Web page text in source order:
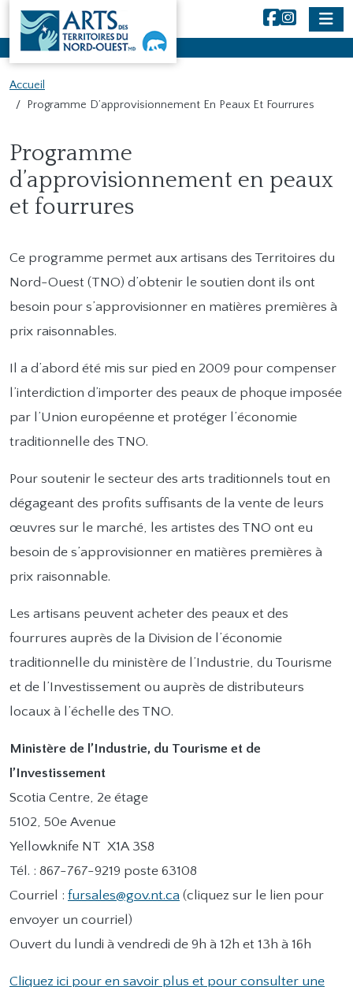
Aller au contenu principal
NWT Arts
Accueil
Programme D’approvisionnement En Peaux Et Fourrures
Main Content
Programme
d’approvisionnement en peaux
et fourrures
Ce programme permet aux artisans des Territoires du
Nord-Ouest (TNO) d’obtenir le soutien dont ils ont
besoin pour s’approvisionner en matières premières à
prix raisonnables.
Il a d’abord été mis sur pied en 2009 pour compenser
l’interdiction d’importer des peaux de phoque imposée
par l’Union européenne et protéger l’économie
traditionnelle des TNO.
Pour soutenir le secteur des arts traditionnels tout en
dégageant des profits suffisants de la vente de leurs
œuvres sur le marché, les artistes des TNO ont eu
besoin de s’approvisionner en matières premières à
prix raisonnable.
Les artisans peuvent acheter des peaux et des
fourrures auprès de la Division de l’économie
traditionnelle du ministère de l’Industrie, du Tourisme
et de l’Investissement ou auprès de distributeurs
locaux à l’échelle des TNO.
Ministère de l’Industrie, du Tourisme et de
l’Investissement
Scotia Centre, 2e étage
5102, 50e Avenue
Yellowknife NT X1A 3S8
Tél. : 867-767-9219 poste 63108
Courriel : fursales@gov.nt.ca (cliquez sur le lien pour
envoyer un courriel)
Ouvert du lundi à vendredi de 9h à 12h et 13h à 16h
Cliquez ici pour en savoir plus et pour consulter une